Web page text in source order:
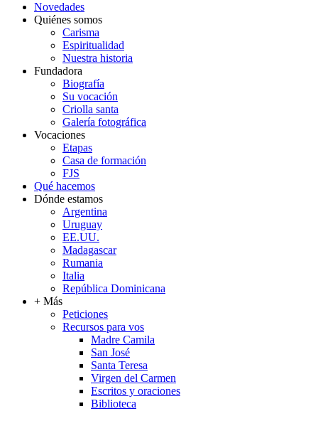
Novedades
Quiénes somos
Carisma
Espiritualidad
Nuestra historia
Fundadora
Biografía
Su vocación
Criolla santa
Galería fotográfica
Vocaciones
Etapas
Casa de formación
FJS
Qué hacemos
Dónde estamos
Argentina
Uruguay
EE.UU.
Madagascar
Rumania
Italia
República Dominicana
+ Más
Peticiones
Recursos para vos
Madre Camila
San José
Santa Teresa
Virgen del Carmen
Escritos y oraciones
Biblioteca